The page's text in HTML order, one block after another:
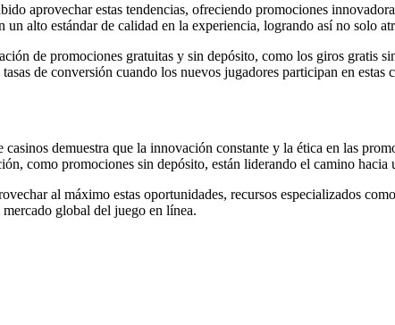
aprovechar estas tendencias, ofreciendo promociones
alto estándar de calidad en la experiencia, logrando así no solo
de promociones gratuitas y sin depósito, como los giros gratis
de conversión cuando los nuevos jugadores participan en estas
demuestra que la innovación constante y la ética en las
como promociones sin depósito, están liderando el camino
al máximo estas oportunidades, recursos especializados
global del juego en línea.